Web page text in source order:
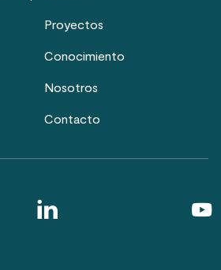
Proyectos
Conocimiento
Nosotros
Contacto